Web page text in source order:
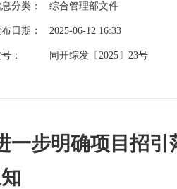
分类： 综合管理部文件
日期： 2025-06-12 16:33
： 同开综发〔2025〕23号
步明确项目招引